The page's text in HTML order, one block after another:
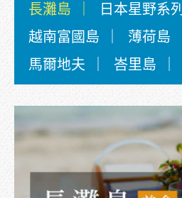
長灘島 日本星野系列
越南富國島
薄荷島
馬爾地夫
峇里島